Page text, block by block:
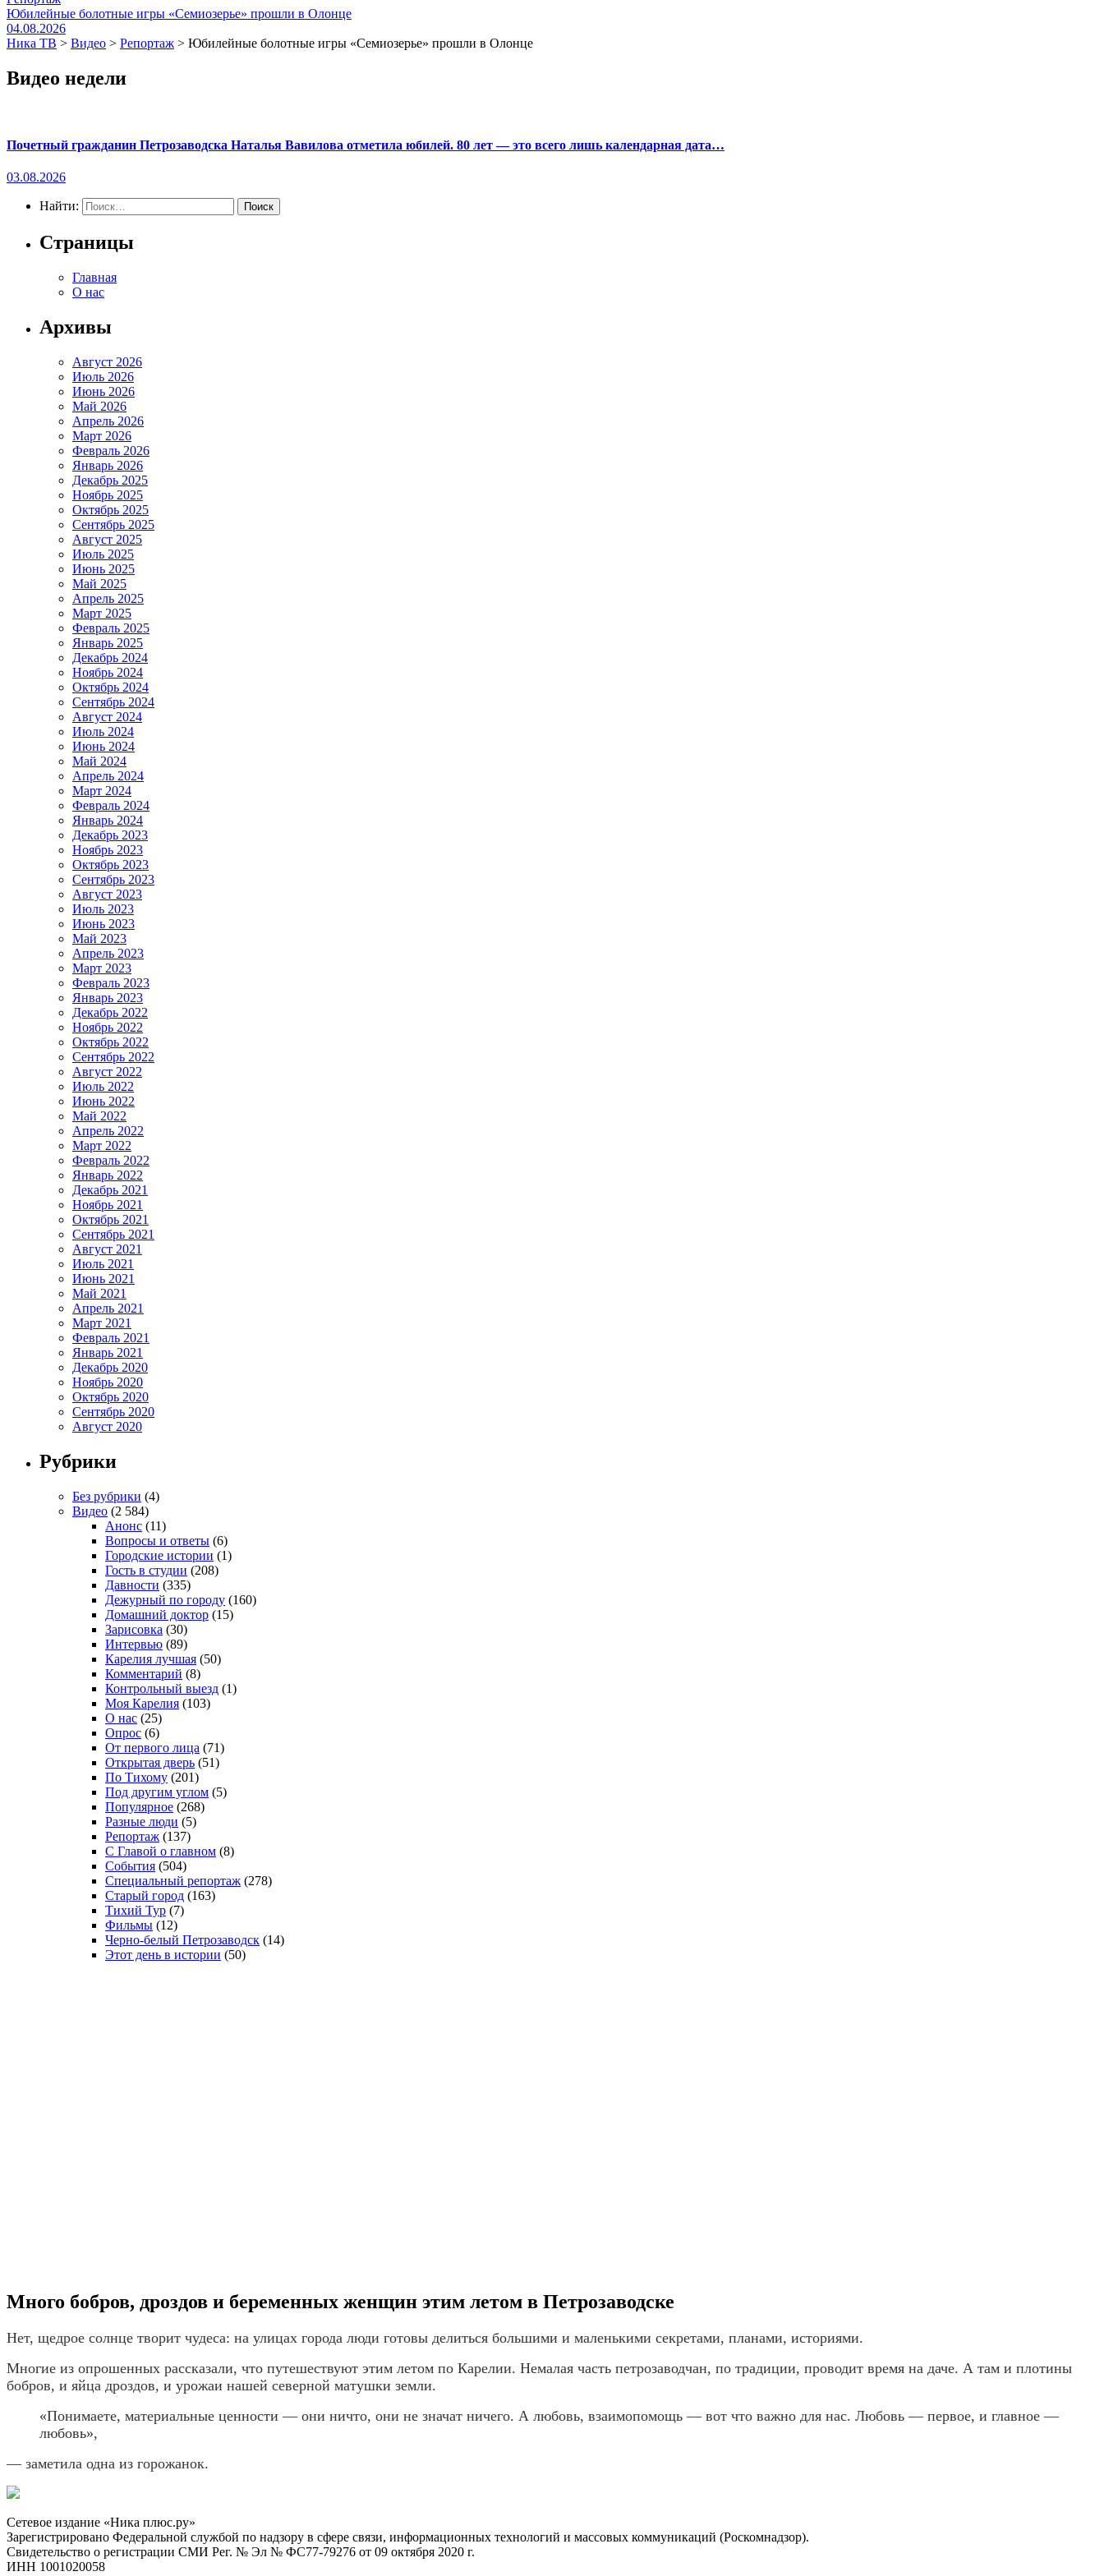
Юбилейные болотные игры «Семиозерье» прошли в Олонце
04.08.2026
Ника ТВ > Видео > Репортаж > Юбилейные болотные игры «Семиозерье» прошли в Олонце
Видео недели
Почетный гражданин Петрозаводска Наталья Вавилова отметила юбилей. 80 лет — это всего лишь календарная дата…
03.08.2026
Найти:
Страницы
Главная
О нас
Архивы
Август 2026
Июль 2026
Июнь 2026
Май 2026
Апрель 2026
Март 2026
Февраль 2026
Январь 2026
Декабрь 2025
Ноябрь 2025
Октябрь 2025
Сентябрь 2025
Август 2025
Июль 2025
Июнь 2025
Май 2025
Апрель 2025
Март 2025
Февраль 2025
Январь 2025
Декабрь 2024
Ноябрь 2024
Октябрь 2024
Сентябрь 2024
Август 2024
Июль 2024
Июнь 2024
Май 2024
Апрель 2024
Март 2024
Февраль 2024
Январь 2024
Декабрь 2023
Ноябрь 2023
Октябрь 2023
Сентябрь 2023
Август 2023
Июль 2023
Июнь 2023
Май 2023
Апрель 2023
Март 2023
Февраль 2023
Январь 2023
Декабрь 2022
Ноябрь 2022
Октябрь 2022
Сентябрь 2022
Август 2022
Июль 2022
Июнь 2022
Май 2022
Апрель 2022
Март 2022
Февраль 2022
Январь 2022
Декабрь 2021
Ноябрь 2021
Октябрь 2021
Сентябрь 2021
Август 2021
Июль 2021
Июнь 2021
Май 2021
Апрель 2021
Март 2021
Февраль 2021
Январь 2021
Декабрь 2020
Ноябрь 2020
Октябрь 2020
Сентябрь 2020
Август 2020
Рубрики
Без рубрики (4)
Видео (2 584)
Анонс (11)
Вопросы и ответы (6)
Городские истории (1)
Гость в студии (208)
Давности (335)
Дежурный по городу (160)
Домашний доктор (15)
Зарисовка (30)
Интервью (89)
Карелия лучшая (50)
Комментарий (8)
Контрольный выезд (1)
Моя Карелия (103)
О нас (25)
Опрос (6)
От первого лица (71)
Открытая дверь (51)
По Тихому (201)
Под другим углом (5)
Популярное (268)
Разные люди (5)
Репортаж (137)
С Главой о главном (8)
События (504)
Специальный репортаж (278)
Старый город (163)
Тихий Тур (7)
Фильмы (12)
Черно-белый Петрозаводск (14)
Этот день в истории (50)
Много бобров, дроздов и беременных женщин этим летом в Петрозаводске
Нет, щедрое солнце творит чудеса: на улицах города люди готовы делиться большими и маленькими секретами, планами, историями.
Многие из опрошенных рассказали, что путешествуют этим летом по Карелии. Немалая часть петрозаводчан, по традиции, проводит время на даче. А там и плотины
бобров, и яйца дроздов, и урожаи нашей северной матушки земли.
«Понимаете, материальные ценности — они ничто, они не значат ничего. А любовь, взаимопомощь — вот что важно для нас. Любовь — первое, и главное —
любовь»,
— заметила одна из горожанок.
Сетевое издание «Ника плюс.ру»
Зарегистрировано Федеральной службой по надзору в сфере связи, информационных технологий и массовых коммуникаций (Роскомнадзор).
Свидетельство о регистрации СМИ Рег. № Эл № ФС77-79276 от 09 октября 2020 г.
ИНН 1001020058